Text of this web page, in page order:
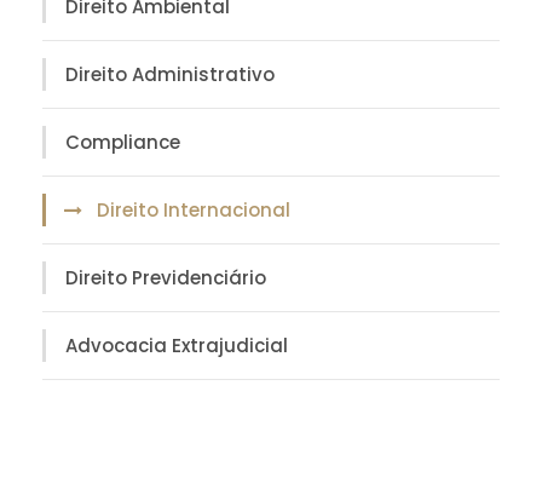
Direito Ambiental
Direito Administrativo
Compliance
Direito Internacional
Direito Previdenciário
Advocacia Extrajudicial